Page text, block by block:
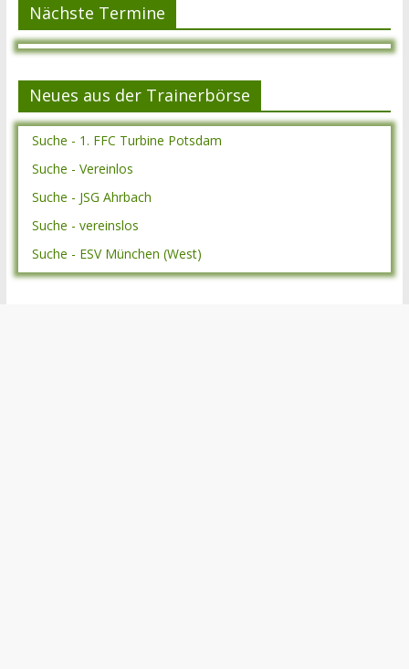
Nächste Termine
Neues aus der Trainerbörse
Suche - 1. FFC Turbine Potsdam
Suche - Vereinlos
Suche - JSG Ahrbach
Suche - vereinslos
Suche - ESV München (West)